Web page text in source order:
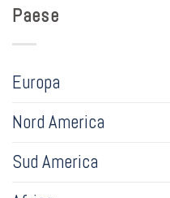
Paese
Europa
Nord America
Sud America